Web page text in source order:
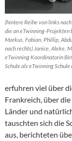
(hintere Reihe von links
die an eTwinning-Projekten
Markus, Fabian, Phillip,
nach rechts) Janice, Aleke,
eTwinning Koordinatorin
Schule als eTwinning
erfuhren viel über
Frankreich, über
Länder und
tauschten sich die
aus, berichteten